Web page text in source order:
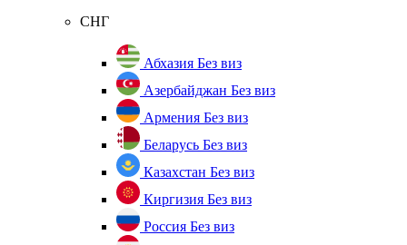
СНГ
Абхазия Без виз
Азербайджан Без виз
Армения Без виз
Беларусь Без виз
Казахстан Без виз
Киргизия Без виз
Россия Без виз